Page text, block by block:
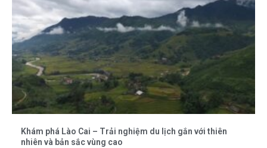
Khám phá Lào Cai – Trải nghiệm du lịch gắn với thiên
nhiên và bản sắc vùng cao